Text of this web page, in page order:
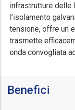
infrastrutture delle
l’isolamento
tensione, offre un
trasmette
onda convogliata
Benefici